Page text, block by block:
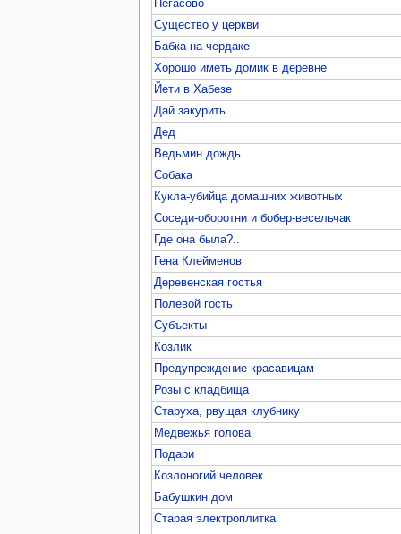
Пегасово
Существо у церкви
Бабка на чердаке
Хорошо иметь домик в деревне
Йети в Хабезе
Дай закурить
Дед
Ведьмин дождь
Собака
Кукла-убийца домашних животных
Соседи-оборотни и бобер-весельчак
Где она была?..
Гена Клейменов
Деревенская гостья
Полевой гость
Субъекты
Козлик
Предупреждение красавицам
Розы с кладбища
Старуха, рвущая клубнику
Медвежья голова
Подари
Козлоногий человек
Бабушкин дом
Старая электроплитка